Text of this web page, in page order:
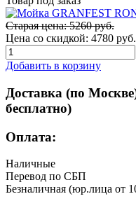
Старая цена: 5260 руб.
Цена со скидкой: 4780 руб.
Добавить в корзину
Доставка (по
бесплатно)
Оплата:
Наличные
Перевод по СБП
Безналичная (юр.лица от